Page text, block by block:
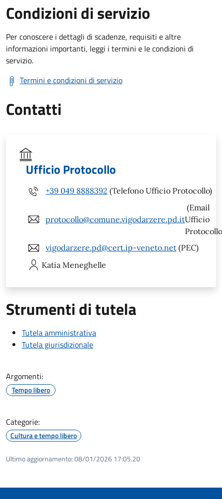
Condizioni di servizio
Per conoscere i dettagli di scadenze, requisiti e altre
informazioni importanti, leggi i termini e le condizioni di
servizio.
Termini e condizioni di servizio
Contatti
Ufficio Protocollo
+39 049 8888392 (Telefono Ufficio Protocollo)
protocollo@comune.vigodarzere.pd.it
(Email
Ufficio
vigodarzere.pd@cert.ip-veneto.net (PEC)
Katia Meneghelle
Strumenti di tutela
Tutela amministrativa
Tutela giurisdizionale
Argomenti:
Tempo libero
Categorie:
Cultura e tempo libero
Ultimo aggiornamento:08/01/2026 17:05.20